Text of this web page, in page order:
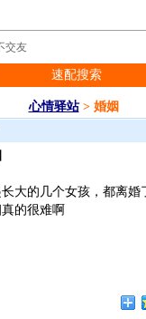
交友
速配搜索
心情驿站> 婚姻
大的几个女孩，都离婚
的很难啊